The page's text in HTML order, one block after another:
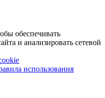
обеспечивать
и анализировать сетевой
использования